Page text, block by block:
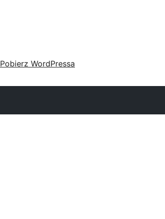
Pobierz WordPressa